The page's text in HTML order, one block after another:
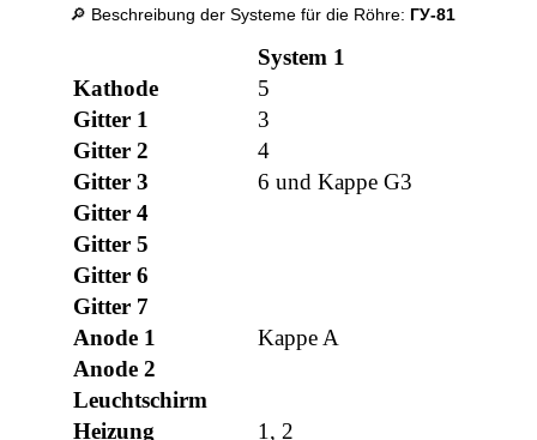
🔎 Beschreibung der Systeme für die Röhre: ГУ-81
System 1
Kathode
5
Gitter 1
3
Gitter 2
4
Gitter 3
6 und Kappe G3
Gitter 4
Gitter 5
Gitter 6
Gitter 7
Anode 1
Kappe A
Anode 2
Leuchtschirm
Heizung
1, 2